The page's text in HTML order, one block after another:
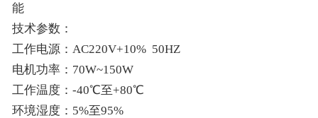
能
技术参数：
工作电源：AC220V+10% 50HZ
电机功率：70W~150W
工作温度：-40℃至+80℃
环境湿度：5%至95%